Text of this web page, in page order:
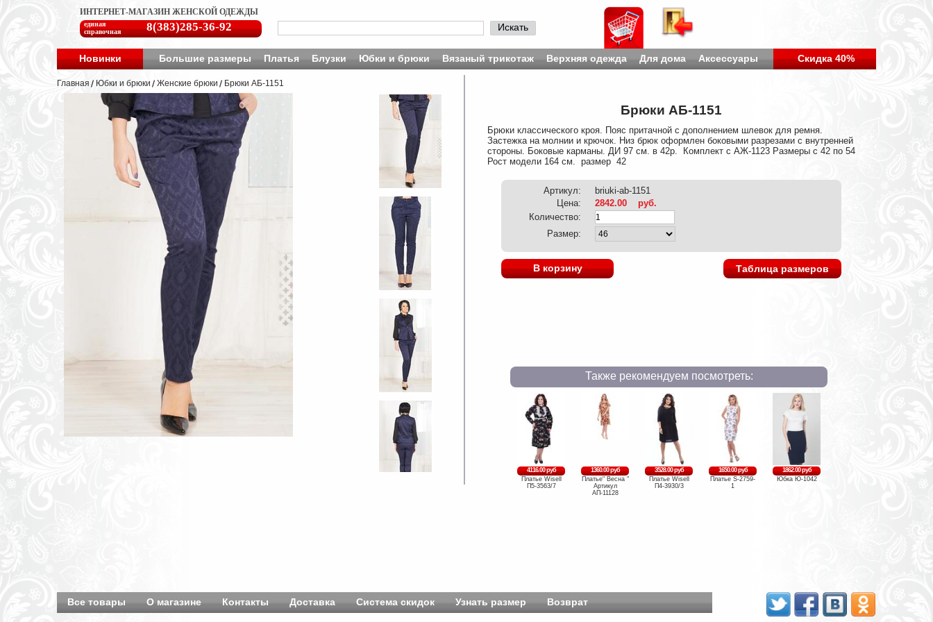
ИНТЕРНЕТ-МАГАЗИН ЖЕНСКОЙ ОДЕЖДЫ
единая
справочная
8(383)285-36-92 Искать
Новинки Большие размеры Платья Блузки Юбки и брюки Вязаный трикотаж Верхняя одежда Для дома Аксессуары Скидка 40%
Главная Юбки и брюки Женские брюки Брюки АБ-1151
Брюки АБ-1151
Брюки классического кроя. Пояс притачной с дополнением шлевок для ремня.
Застежка на молнии и крючок. Низ брюк оформлен боковыми разрезами с внутренней
стороны. Боковые карманы. ДИ 97 см. в 42р. Комплект с АЖ-1123 Размеры с 42 по 54
Рост модели 164 см. размер 42
Артикул:
briuki-ab-1151
Цена:
2842.00
руб.
Количество:
Размер:
В корзину Таблица размеров
Также рекомендуем посмотреть:
4116.00 руб
Платье Wisell
П5-3563/7
1360.00 руб
Платье" Весна "
Артикул
АП-11128
3528.00 руб
Платье Wisell
П4-3930/3
1650.00 руб
Платье S-2759-
1
1862.00 руб
Юбка Ю-1042
Все товары О магазине Контакты Доставка Система скидок Узнать размер Возврат